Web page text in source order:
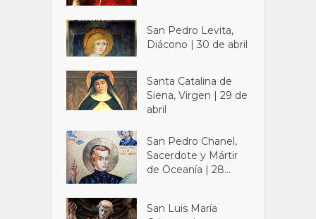
San Pedro Levita,
Diácono | 30 de abril
Santa Catalina de
Siena, Virgen | 29 de
abril
San Pedro Chanel,
Sacerdote y Mártir
de Oceanía | 28...
San Luis María